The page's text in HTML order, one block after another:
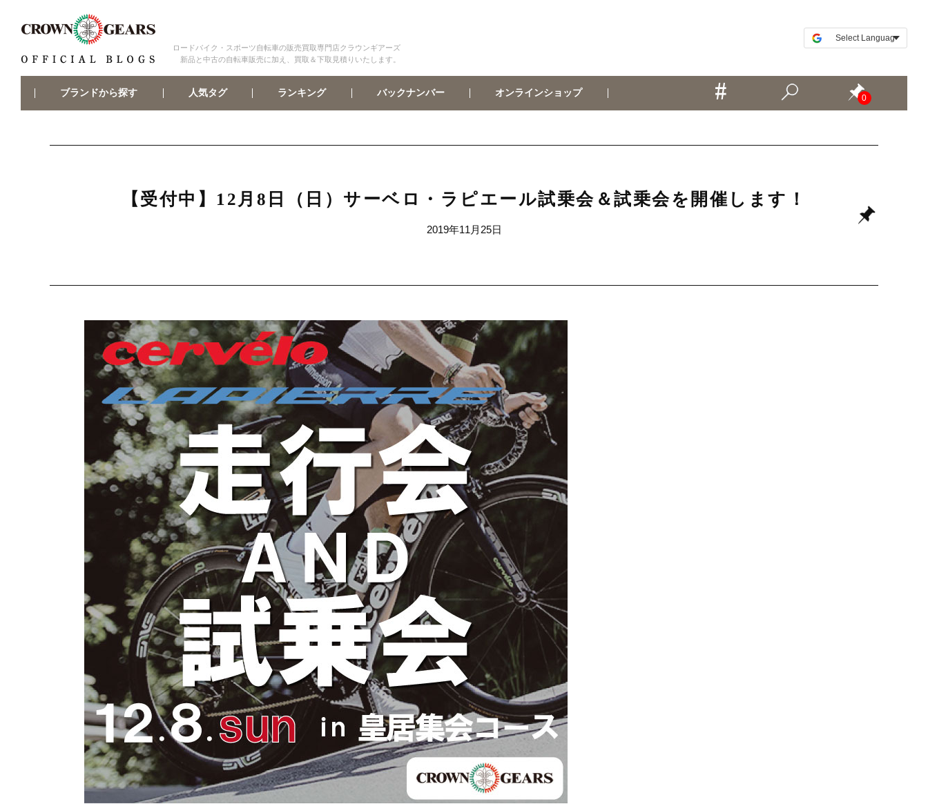
ロードバイク・スポーツ自転車の販売買取専門店クラウンギアーズ
新品と中古の自転車販売に加え、買取＆下取見積りいたします。
ブランドから探す 人気タグ ランキング バックナンバー オンラインショップ 0
【受付中】12月8日（日）サーベロ・ラピエール試乗会＆試乗会を開催します！
2019年11月25日